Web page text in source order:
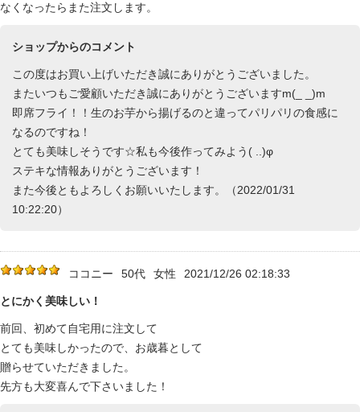
なくなったらまた注文します。
ショップからのコメント
この度はお買い上げいただき誠にありがとうございました。
またいつもご愛顧いただき誠にありがとうございますm(_ _)m
即席フライ！！生のお芋から揚げるのと違ってパリパリの食感に
なるのですね！
とても美味しそうです☆私も今後作ってみよう( ..)φ
ステキな情報ありがとうございます！
また今後ともよろしくお願いいたします。（2022/01/31
10:22:20）
ココニー 50代 女性 2021/12/26 02:18:33
とにかく美味しい！
前回、初めて自宅用に注文して
とても美味しかったので、お歳暮として
贈らせていただきました。
先方も大変喜んで下さいました！